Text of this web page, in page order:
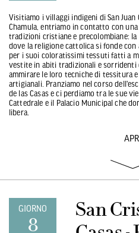
Visitiamo i villaggi indigeni di San Juan
Chamula, entriamo in contatto con
tradizioni cristiane e precolombiane:
dove la religione cattolica si fonde
per i suoi coloratissimi tessuti fatti a
vestite in abiti tradizionali e sorridenti
ammirare le loro tecniche di tessitura
artigianali. Pranziamo nel corso
de las Casas e ci perdiamo tra le sue
Cattedrale e il Palacio Municipal che
libera.
GIORNO
8
San